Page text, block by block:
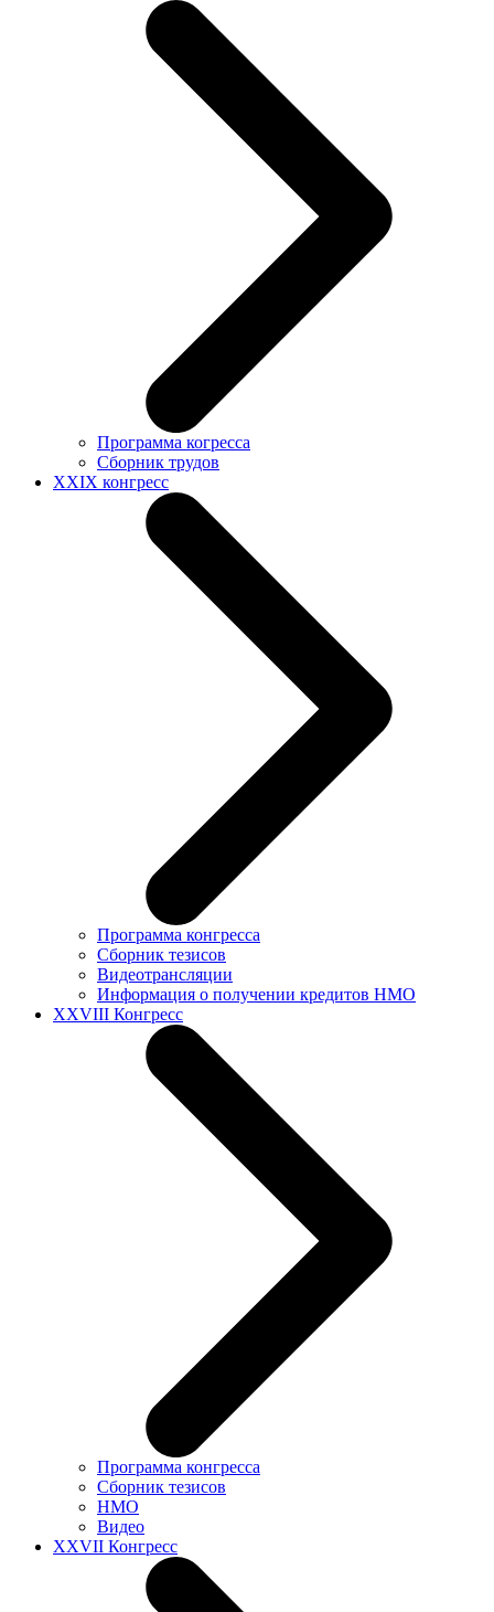
Программа когресса
Сборник трудов
XXIX конгресс
Программа конгресса
Сборник тезисов
Видеотрансляции
Информация о получении кредитов НМО
XXVIII Конгресс
Программа конгресса
Сборник тезисов
НМО
Видео
XXVII Конгресс